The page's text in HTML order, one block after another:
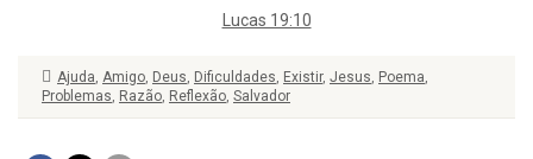
Lucas 19:10
Ajuda, Amigo, Deus, Dificuldades, Existir, Jesus, Poema,
Problemas, Razão, Reflexão, Salvador